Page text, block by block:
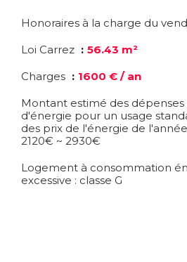
Honoraires à la charge du
Loi Carrez
56.43 m²
Charges
1600 € / an
Montant estimé des
d'énergie pour un usage
des prix de l'énergie de l'année
2120€ ~ 2930€
Logement à consommation
excessive : classe G